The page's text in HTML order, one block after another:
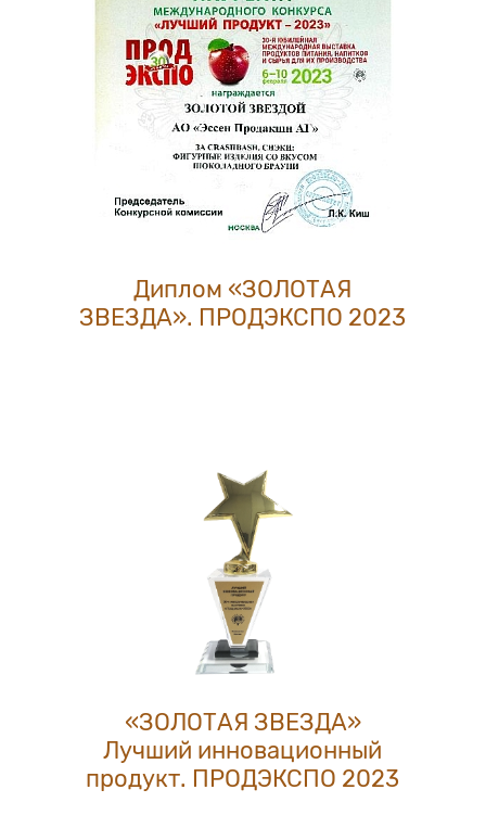
Диплом «ЗОЛОТАЯ
ЗВЕЗДА». ПРОДЭКСПО 2023
«ЗОЛОТАЯ ЗВЕЗДА»
Лучший инновационный
продукт. ПРОДЭКСПО 2023